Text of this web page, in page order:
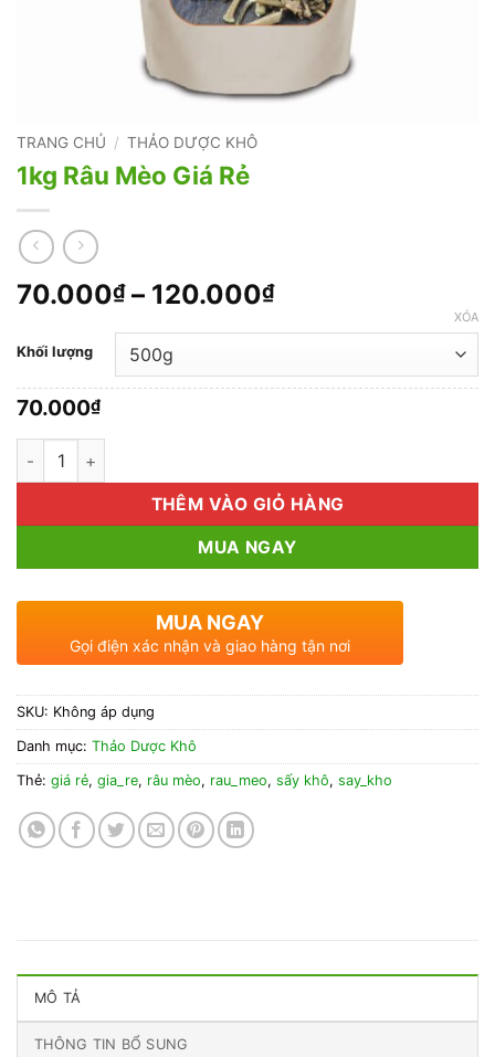
TRANG CHỦ / THẢO DƯỢC KHÔ
1kg Râu Mèo Giá Rẻ
70.000₫ – 120.000₫Khoảng
70.000₫
đến
Khối lượng
XÓA
70.000₫
1kg Râu Mèo Giá Rẻ số lượng
THÊM VÀO GIỎ HÀNG
MUA NGAY
MUA NGAY
Gọi điện xác nhận và giao hàng tận nơi
SKU: Không áp dụng
Danh mục: Thảo Dược Khô
Thẻ: giá rẻ, gia_re, râu mèo, rau_meo, sấy khô, say_kho
MÔ TẢ
THÔNG TIN BỔ SUNG